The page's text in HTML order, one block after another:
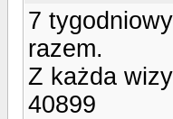
7
razem.
Z każda
40899